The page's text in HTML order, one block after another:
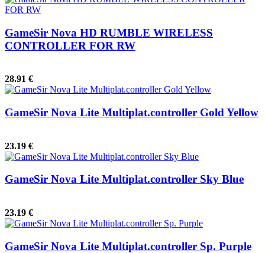
GameSir Nova HD RUMBLE WIRELESS
CONTROLLER FOR RW
28.91 €
GameSir Nova Lite Multiplat.controller Gold Yellow
23.19 €
GameSir Nova Lite Multiplat.controller Sky Blue
23.19 €
GameSir Nova Lite Multiplat.controller Sp. Purple